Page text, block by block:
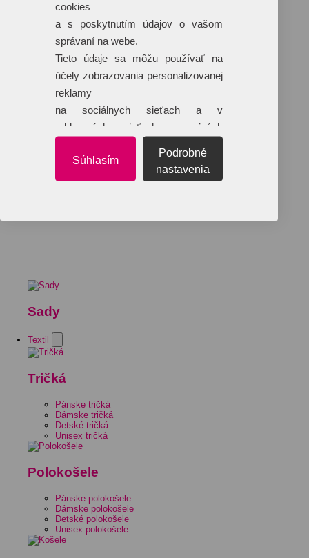
Sady
Textil
Tričká
Pánske tričká
Dámske tričká
Detské tričká
Unisex tričká
Polokošele
Pánske polokošele
Dámske polokošele
Detské polokošele
Unisex polokošele
cookies
a s poskytnutím údajov o vašom
správaní na webe.
Tieto údaje sa môžu používať na
účely zobrazovania personalizovanej
reklamy
na sociálnych sieťach a v
reklamných sieťach na iných
Súhlasím
Podrobné
nastavenia